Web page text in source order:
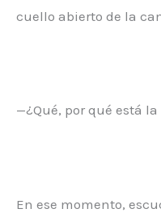
cuello abierto de la
—¿Qué, por qué está
En ese momento,